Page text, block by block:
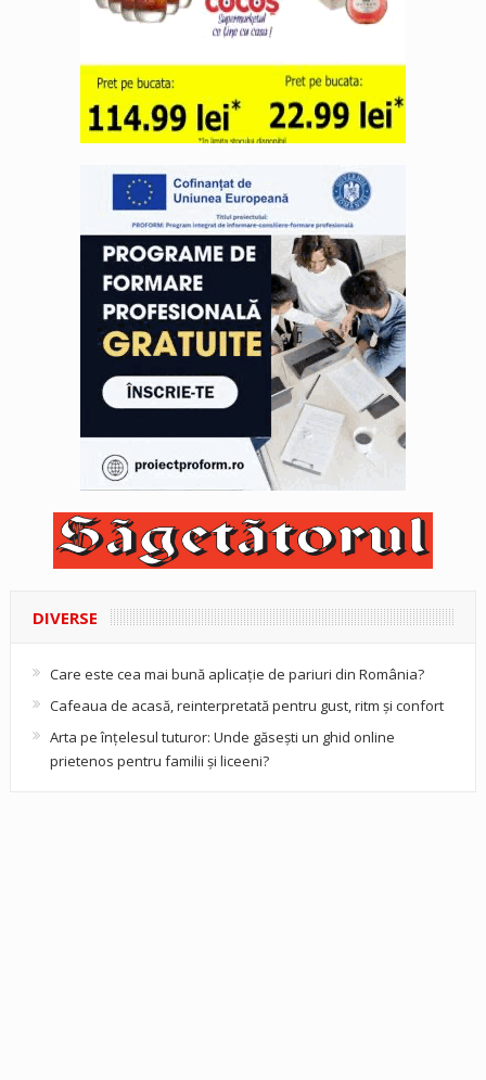
DIVERSE
Care este cea mai bună aplicație de pariuri din România?
Cafeaua de acasă, reinterpretată pentru gust, ritm și confort
Arta pe înțelesul tuturor: Unde găsești un ghid online
prietenos pentru familii și liceeni?